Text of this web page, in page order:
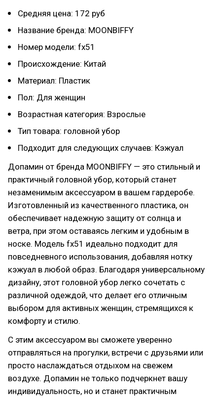
Средняя цена: 172 руб
Название бренда: MOONBIFFY
Номер модели: fx51
Происхождение: Китай
Материал: Пластик
Пол: Для женщин
Возрастная категория: Взрослые
Тип товара: головной убор
Подходит для следующих случаев: Кэжуал
Допамин от бренда MOONBIFFY — это стильный и
практичный головной убор, который станет
незаменимым аксессуаром в вашем гардеробе.
Изготовленный из качественного пластика, он
обеспечивает надежную защиту от солнца и
ветра, при этом оставаясь легким и удобным в
носке. Модель fx51 идеально подходит для
повседневного использования, добавляя нотку
кэжуал в любой образ. Благодаря универсальному
дизайну, этот головной убор легко сочетать с
различной одеждой, что делает его отличным
выбором для активных женщин, стремящихся к
комфорту и стилю.
С этим аксессуаром вы сможете уверенно
отправляться на прогулки, встречи с друзьями или
просто наслаждаться отдыхом на свежем
воздухе. Допамин не только подчеркнет вашу
индивидуальность, но и станет практичным